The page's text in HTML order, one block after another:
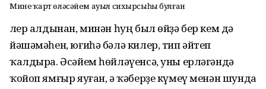
Минең ҡарт өләсәйем ауыл сихырсыһы булған
Үлер алдынан, минән һуң был өйҙә бер кем дә
йәшәмәһен, юғиһә бәлә килер, тип әйтеп
ҡалдыра. Әсәйем һөйләүенсә, уны ерләгәндә
ҡойоп ямғыр яуған, ә ҡәберҙе күмеү менән шунда